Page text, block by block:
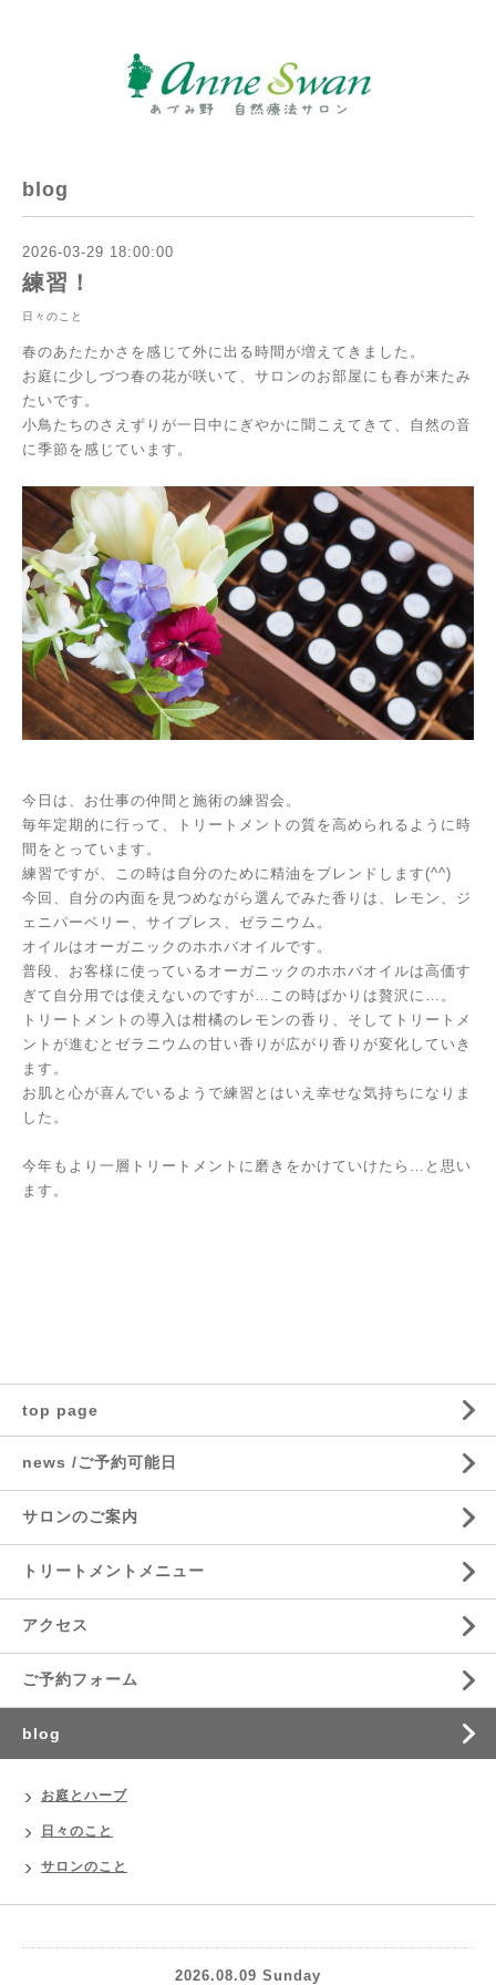
blog
2026-03-29 18:00:00
練習！
日々のこと
春のあたたかさを感じて外に出る時間が増えてきました。
お庭に少しづつ春の花が咲いて、サロンのお部屋にも春が来たみ
たいです。
小鳥たちのさえずりが一日中にぎやかに聞こえてきて、自然の音
に季節を感じています。
今日は、お仕事の仲間と施術の練習会。
毎年定期的に行って、トリートメントの質を高められるように時
間をとっています。
練習ですが、この時は自分のために精油をブレンドします(^^)
今回、自分の内面を見つめながら選んでみた香りは、レモン、ジ
ェニパーベリー、サイプレス、ゼラニウム。
オイルはオーガニックのホホバオイルです。
普段、お客様に使っているオーガニックのホホバオイルは高価す
ぎて自分用では使えないのですが…この時ばかりは贅沢に…。
トリートメントの導入は柑橘のレモンの香り、そしてトリートメ
ントが進むとゼラニウムの甘い香りが広がり香りが変化していき
ます。
お肌と心が喜んでいるようで練習とはいえ幸せな気持ちになりま
した。
今年もより一層トリートメントに磨きをかけていけたら…と思い
ます。
top page
news /ご予約可能日
サロンのご案内
トリートメントメニュー
アクセス
ご予約フォーム
blog
お庭とハーブ
日々のこと
サロンのこと
2026.08.09 Sunday